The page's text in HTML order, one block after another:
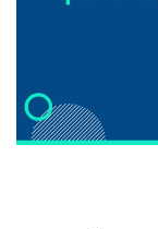
Недвижимость
Авто